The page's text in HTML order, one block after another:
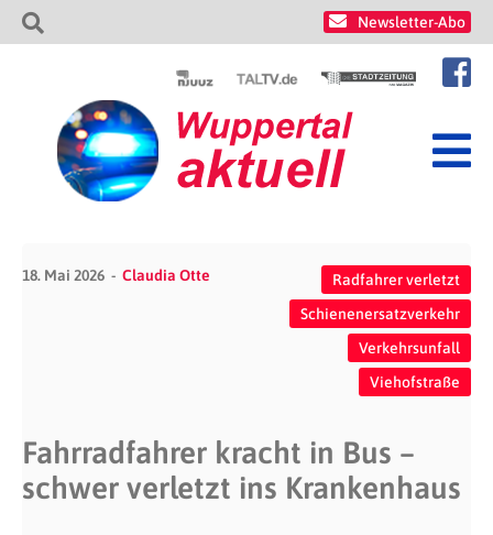
Newsletter-Abo
18. Mai 2026 Claudia Otte
Radfahrer verletzt
Schienenersatzverkehr
Verkehrsunfall
Viehofstraße
Fahrradfahrer kracht in Bus –
schwer verletzt ins Krankenhaus